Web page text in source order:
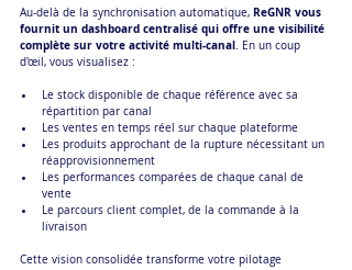
Au-delà de la synchronisation automatique, ReGNR vous
fournit un dashboard centralisé qui offre une visibilité
complète sur votre activité multi-canal. En un coup
d'œil, vous visualisez :
Le stock disponible de chaque référence avec sa
répartition par canal
Les ventes en temps réel sur chaque plateforme
Les produits approchant de la rupture nécessitant un
réapprovisionnement
Les performances comparées de chaque canal de
vente
Le parcours client complet, de la commande à la
livraison
Cette vision consolidée transforme votre pilotage